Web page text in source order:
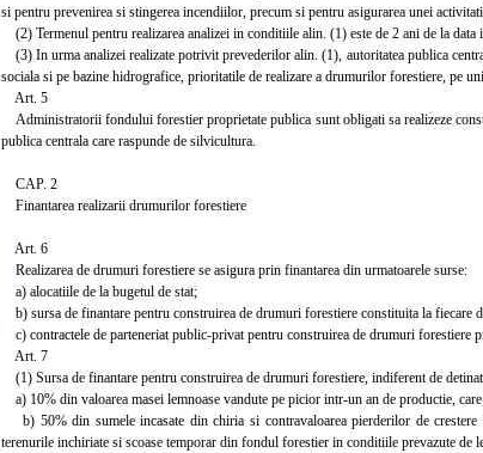
si pentru prevenirea si stingerea incendiilor, precum si pentru asigurarea unei
(2) Termenul pentru realizarea analizei in conditiile alin. (1) este de 2 ani de la data
(3) In urma analizei realizate potrivit prevederilor alin. (1), autoritatea publica
sociala si pe bazine hidrografice, prioritatile de realizare a drumurilor forestiere, pe
Art. 5
Administratorii fondului forestier proprietate publica sunt obligati sa realizeze
publica centrala care raspunde de silvicultura.
CAP. 2
Finantarea realizarii drumurilor forestiere
Art. 6
Realizarea de drumuri forestiere se asigura prin finantarea din urmatoarele surse:
a) alocatiile de la bugetul de stat;
b) sursa de finantare pentru construirea de drumuri forestiere constituita la fiecare
c) contractele de parteneriat public-privat pentru construirea de drumuri forestiere
Art. 7
(1) Sursa de finantare pentru construirea de drumuri forestiere, indiferent de
a) 10% din valoarea masei lemnoase vandute pe picior intr-un an de productie,
b) 50% din sumele incasate din chiria si contravaloarea pierderilor de crestere
terenurile inchiriate si scoase temporar din fondul forestier in conditiile prevazute de